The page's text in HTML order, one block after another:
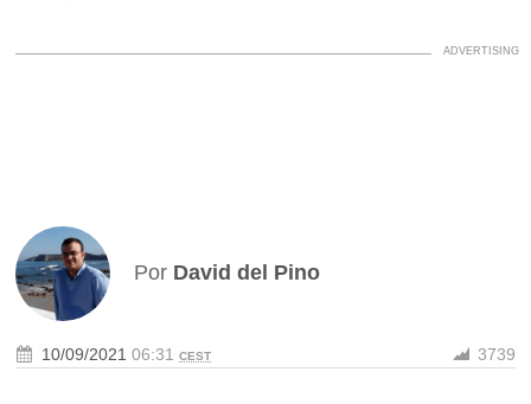
Por David del Pino
10/09/2021 06:31CEST 3739